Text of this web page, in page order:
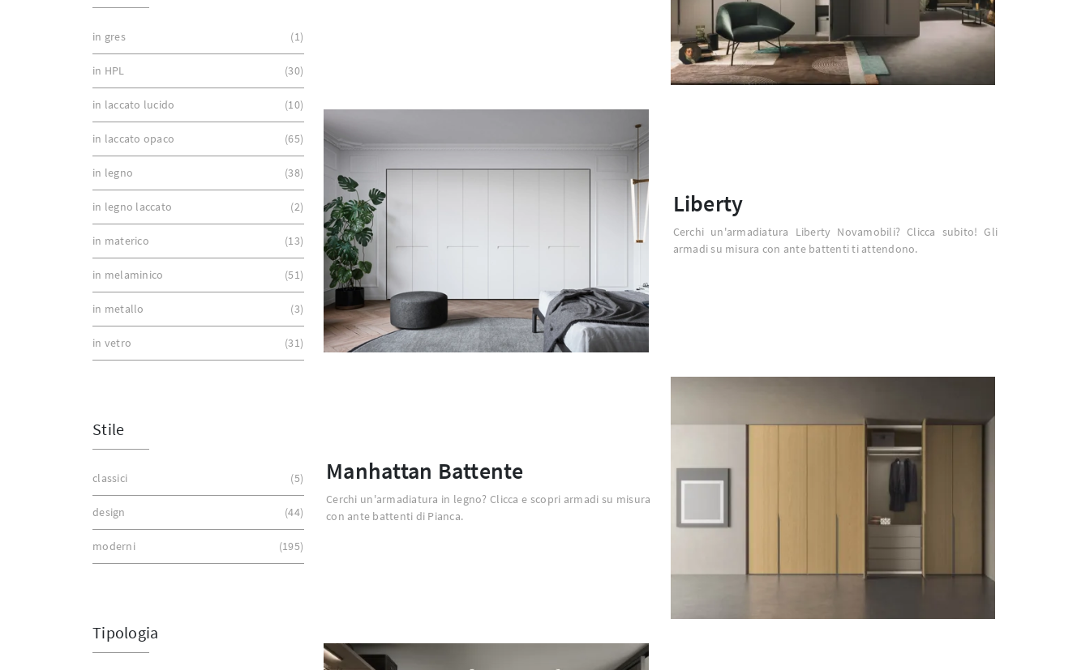
Liberty
Cerchi un'armadiatura Liberty Novamobili? Clicca subito! Gli
armadi su misura con ante battenti ti attendono.
Manhattan Battente
Cerchi un'armadiatura in legno? Clicca e scopri armadi su misura
con ante battenti di Pianca.
in gres 1
in HPL 30
in laccato lucido 10
in laccato opaco 65
in legno 38
in legno laccato 2
in materico 13
in melaminico 51
in metallo 3
in vetro 31
Stile
classici 5
design 44
moderni 195
Tipologia